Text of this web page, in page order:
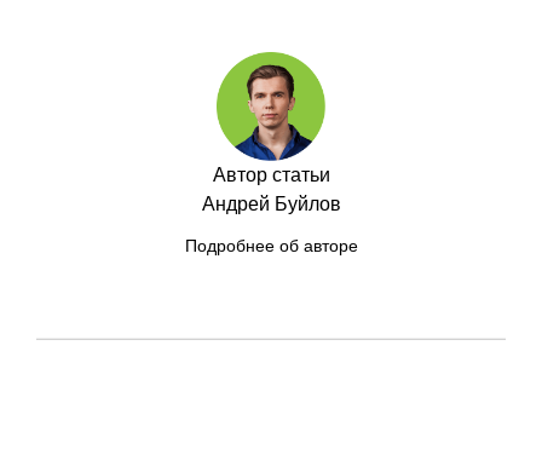
Автор статьи
Андрей Буйлов
Подробнее об авторе